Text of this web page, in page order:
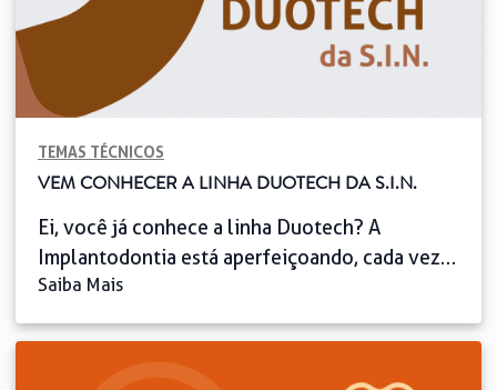
TEMAS TÉCNICOS
VEM CONHECER A LINHA DUOTECH DA S.I.N.
Ei, você já conhece a linha Duotech? A
Implantodontia está aperfeiçoando, cada vez
mais, suas características biológicas e
fundamental nessa história, já que elas
impactam diretamente no resultado da
Saiba Mais